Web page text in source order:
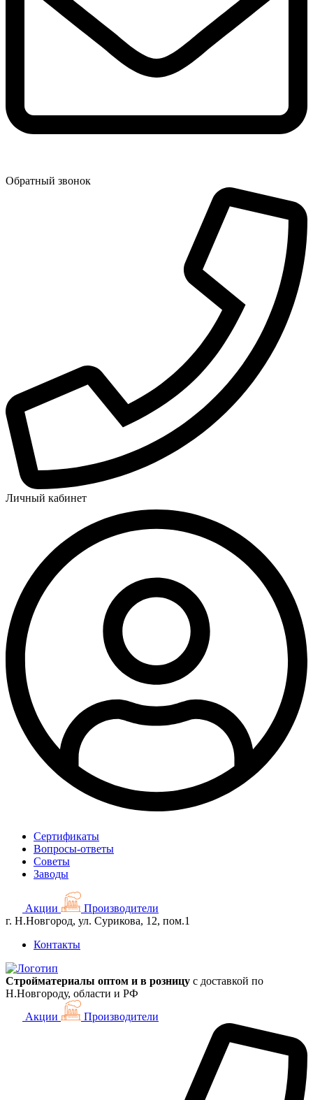
Обратный звонок
Личный кабинет
Сертификаты
Вопросы-ответы
Советы
Заводы
Акции
Производители
г. Н.Новгород, ул. Сурикова, 12, пом.1
Контакты
Стройматериалы оптом и в розницу с доставкой по
Н.Новгороду, области и РФ
Акции
Производители